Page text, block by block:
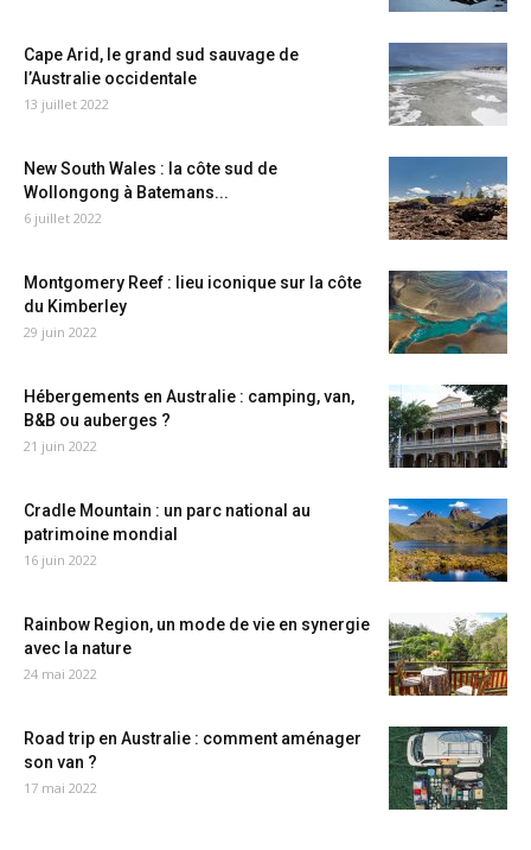
Cape Arid, le grand sud sauvage de
l’Australie occidentale
13 juillet 2022
New South Wales : la côte sud de
Wollongong à Batemans...
6 juillet 2022
Montgomery Reef : lieu iconique sur la côte
du Kimberley
29 juin 2022
Hébergements en Australie : camping, van,
B&B ou auberges ?
21 juin 2022
Cradle Mountain : un parc national au
patrimoine mondial
16 juin 2022
Rainbow Region, un mode de vie en synergie
avec la nature
24 mai 2022
Road trip en Australie : comment aménager
son van ?
17 mai 2022